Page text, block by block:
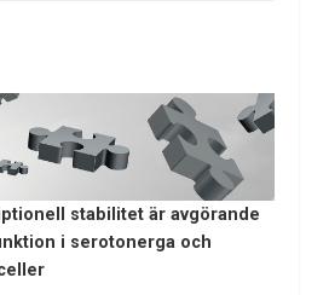
stabilitet är avgörande
i serotonerga och